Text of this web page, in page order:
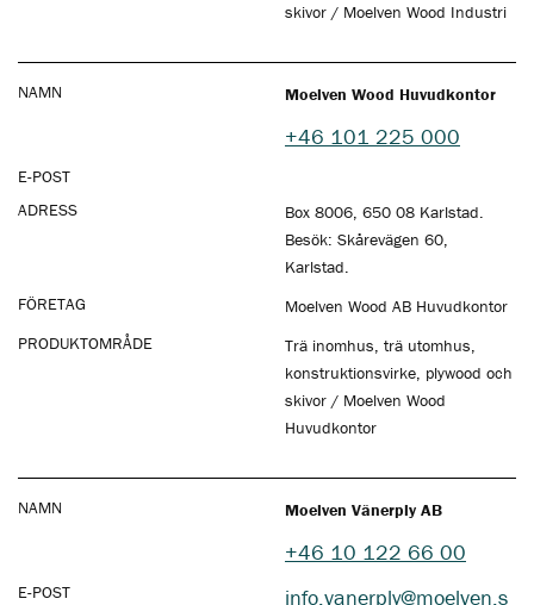
skivor / Moelven Wood Industri
NAMN Moelven Wood Huvudkontor
+46 101 225 000
E-POST
ADRESS
Box 8006, 650 08 Karlstad.
Besök: Skårevägen 60,
Karlstad.
FÖRETAG
Moelven Wood AB Huvudkontor
PRODUKTOMRÅDE
Trä inomhus, trä utomhus,
konstruktionsvirke, plywood och
skivor / Moelven Wood
Huvudkontor
NAMN Moelven Vänerply AB
+46 10 122 66 00
E-POST info.vanerply@moelven.s